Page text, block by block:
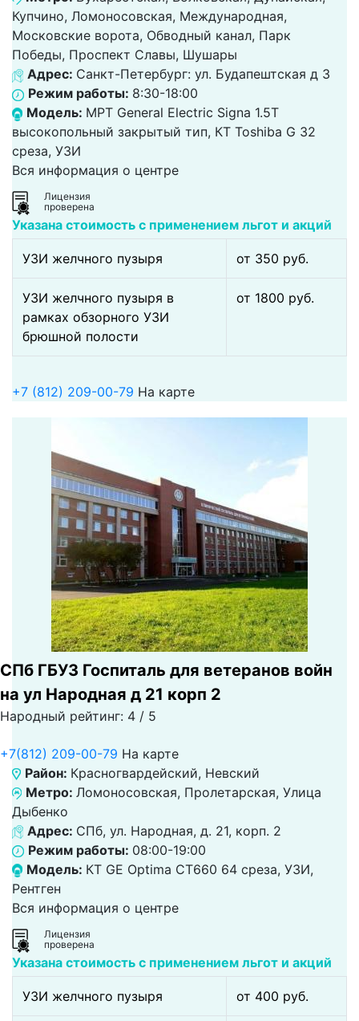
Купчино, Ломоносовская, Международная,
Московские ворота, Обводный канал, Парк
Победы, Проспект Славы, Шушары
Адрес: Санкт-Петербург: ул. Будапештская д 3
Режим работы: 8:30-18:00
Модель: МРТ General Electric Signa 1.5T
высокопольный закрытый тип, КТ Toshiba G 32
среза, УЗИ
Вся информация о центре
Лицензия
проверена
Указана стоимость с применением льгот и акций
УЗИ желчного пузыря от 350 pуб.
УЗИ желчного пузыря в
рамках обзорного УЗИ
брюшной полости
от 1800 pуб.
+7 (812) 209-00-79 На карте
СПб ГБУЗ Госпиталь для ветеранов войн
на ул Народная д 21 корп 2
Народный рейтинг: 4 / 5
+7(812) 209-00-79 На карте
Район: Красногвардейский, Невский
Метро: Ломоносовская, Пролетарская, Улица
Дыбенко
Адрес: СПб, ул. Народная, д. 21, корп. 2
Режим работы: 08:00-19:00
Модель: КТ GE Optima CT660 64 среза, УЗИ,
Рентген
Вся информация о центре
Лицензия
проверена
Указана стоимость с применением льгот и акций
УЗИ желчного пузыря от 400 pуб.